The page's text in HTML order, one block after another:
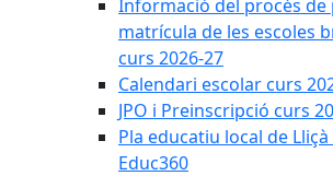
Informació del procés de
matrícula de les escoles
curs 2026-27
Calendari escolar curs
JPO i Preinscripció curs
Pla educatiu local de
Educ360